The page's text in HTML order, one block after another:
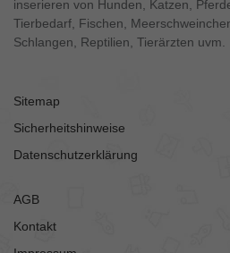
inserieren von Hunden, Katzen,
Tierbedarf, Fischen,
Schlangen, Reptilien, Tierärzten uvm.
Sitemap
Sicherheitshinweise
Datenschutzerklärung
AGB
Kontakt